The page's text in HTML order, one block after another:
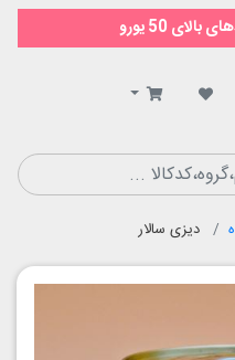
50 یورو
دیزی سالار